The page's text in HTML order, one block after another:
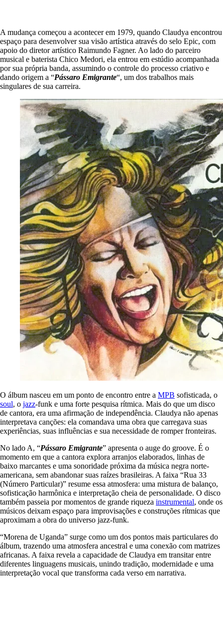
A mudança começou a acontecer em 1979, quando Claudya encontrou
espaço para desenvolver sua visão artística através do selo Epic, com
apoio do diretor artístico Raimundo Fagner. Ao lado do parceiro
musical e baterista Chico Medori, ela entrou em estúdio acompanhada
por sua própria banda, assumindo o controle do processo criativo e
dando origem a “Pássaro Emigrante“, um dos trabalhos mais
singulares de sua carreira.
O álbum nasceu em um ponto de encontro entre a MPB sofisticada, o
soul, o jazz-funk e uma forte pesquisa rítmica. Mais do que um disco
de cantora, era uma afirmação de independência. Claudya não apenas
interpretava canções: ela comandava uma obra que carregava suas
experiências, suas influências e sua necessidade de romper fronteiras.
No lado A, “Pássaro Emigrante” apresenta o auge do groove. É o
momento em que a cantora explora arranjos elaborados, linhas de
baixo marcantes e uma sonoridade próxima da música negra norte-
americana, sem abandonar suas raízes brasileiras. A faixa “Rua 33
(Número Particular)” resume essa atmosfera: uma mistura de balanço,
sofisticação harmônica e interpretação cheia de personalidade. O disco
também passeia por momentos de grande riqueza instrumental, onde os
músicos deixam espaço para improvisações e construções rítmicas que
aproximam a obra do universo jazz-funk.
“Morena de Uganda” surge como um dos pontos mais particulares do
álbum, trazendo uma atmosfera ancestral e uma conexão com matrizes
africanas. A faixa revela a capacidade de Claudya em transitar entre
diferentes linguagens musicais, unindo tradição, modernidade e uma
interpretação vocal que transforma cada verso em narrativa.